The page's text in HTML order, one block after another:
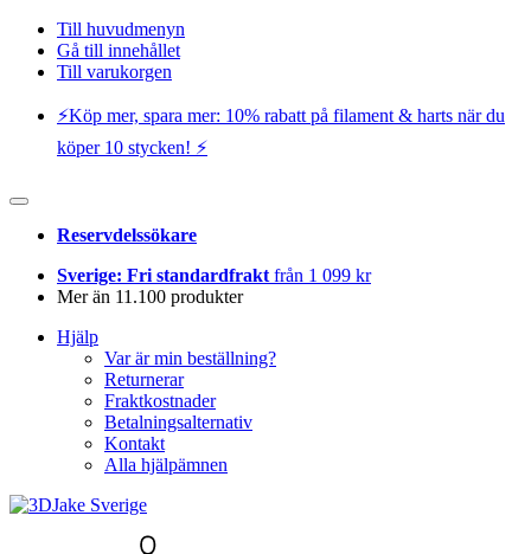
Till huvudmenyn
Gå till innehållet
Till varukorgen
⚡️Köp mer, spara mer: 10% rabatt på filament & harts när du
köper 10 stycken! ⚡️
Reservdelssökare
Sverige: Fri standardfrakt från 1 099 kr
Mer än 11.100 produkter
Hjälp
Var är min beställning?
Returnerar
Fraktkostnader
Betalningsalternativ
Kontakt
Alla hjälpämnen